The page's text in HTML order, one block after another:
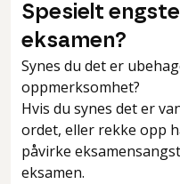
Spesielt
eksamen?
Synes du det er
oppmerksomhet?
Hvis du synes det er
ordet, eller rekke opp
påvirke
eksamen.